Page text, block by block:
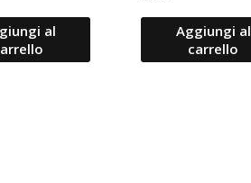
al
Aggiungi al
carrello